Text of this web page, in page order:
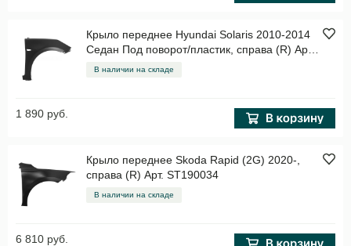
Крыло переднее Hyundai Solaris 2010-2014
Седан Под поворот/пластик, справа (R) Арт.
STHNS10161R
В наличии на складе
1 890 руб.
Крыло переднее Skoda Rapid (2G) 2020-,
справа (R) Арт. ST190034
В наличии на складе
6 810 руб.